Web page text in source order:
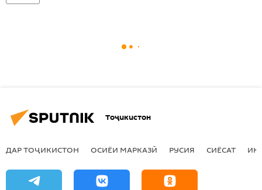
Тоҷикистон
ДАР ТОҶИКИСТОН ОСИЁИ МАРКАЗӢ РУСИЯ СИЁСАТ